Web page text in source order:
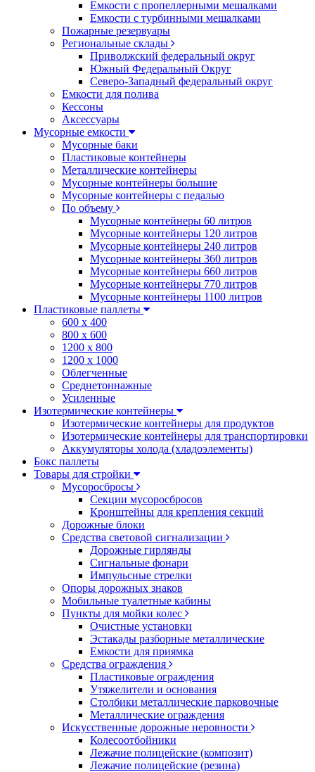
Емкости с пропеллерными мешалками
Емкости с турбинными мешалками
Пожарные резервуары
Региональные склады
Приволжский федеральный округ
Южный Федеральный Округ
Северо-Западный федеральный округ
Емкости для полива
Кессоны
Аксессуары
Мусорные емкости
Мусорные баки
Пластиковые контейнеры
Металлические контейнеры
Мусорные контейнеры большие
Мусорные контейнеры с педалью
По объему
Мусорные контейнеры 60 литров
Мусорные контейнеры 120 литров
Мусорные контейнеры 240 литров
Мусорные контейнеры 360 литров
Мусорные контейнеры 660 литров
Мусорные контейнеры 770 литров
Мусорные контейнеры 1100 литров
Пластиковые паллеты
600 х 400
800 х 600
1200 х 800
1200 х 1000
Облегченные
Среднетоннажные
Усиленные
Изотермические контейнеры
Изотермические контейнеры для продуктов
Изотермические контейнеры для транспортировки
Аккумуляторы холода (хладоэлементы)
Бокс паллеты
Товары для стройки
Мусоросбросы
Секции мусоросбросов
Кронштейны для крепления секций
Дорожные блоки
Средства световой сигнализации
Дорожные гирлянды
Сигнальные фонари
Импульсные стрелки
Опоры дорожных знаков
Мобильные туалетные кабины
Пункты для мойки колес
Очистные установки
Эстакады разборные металлические
Емкости для приямка
Средства ограждения
Пластиковые ограждения
Утяжелители и основания
Столбики металлические парковочные
Металлические ограждения
Искусственные дорожные неровности
Колесоотбойники
Лежачие полицейские (композит)
Лежачие полицейские (резина)